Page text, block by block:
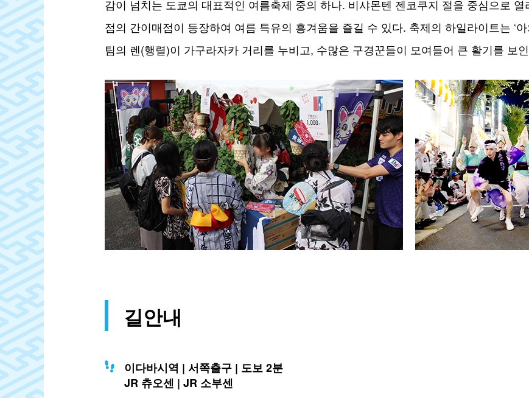
감이 넘치는 도쿄의 대표적인 여름축제 중의 하나. 비샤몬텐 젠코쿠지 절을 중심으로
점의 간이매점이 등장하여 여름 특유의 흥겨움을 즐길 수 있다. 축제의 하일라이트는 ‘
팀의 렌(행렬)이 가구라자카 거리를 누비고, 수많은 구경꾼들이 모여들어 큰 활기를 보
길안내
이다바시역 | 서쪽출구 | 도보 2분
JR 츄오센 | JR 소부센